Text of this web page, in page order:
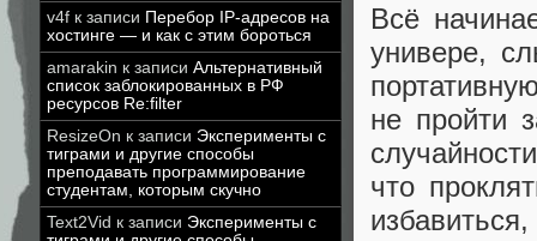
v4f к записи Перебор IP-адресов на
хостинге — и как с этим бороться
amarakin к записи Альтернативный
список заблокированных в РФ
ресурсов Re:filter
ResizeOn к записи Эксперименты с
тиграми и другие способы
преподавать программирование
студентам, которым скучно
Text2Vid к записи Эксперименты с
Всё
универе,
не пройти
что